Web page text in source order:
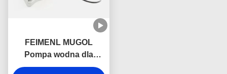
FEIMENL MUGOL
Pompa wodna dla
ISUZU 4JB1 JMC 1030